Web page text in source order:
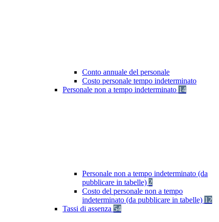
Conto annuale del personale
Costo personale tempo indeterminato
Personale non a tempo indeterminato 14
Personale non a tempo indeterminato (da
pubblicare in tabelle) 2
Costo del personale non a tempo
indeterminato (da pubblicare in tabelle) 12
Tassi di assenza 54